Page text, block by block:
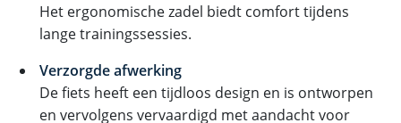
Het ergonomische zadel biedt comfort tijdens
lange trainingssessies.
Verzorgde afwerking
De fiets heeft een tijdloos design en is ontworpen
en vervolgens vervaardigd met aandacht voor